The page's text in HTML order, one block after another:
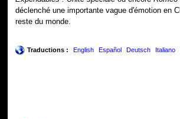
déclenché une importante vague d'émotion en
reste du monde.
Traductions : English Español Deutsch Italiano